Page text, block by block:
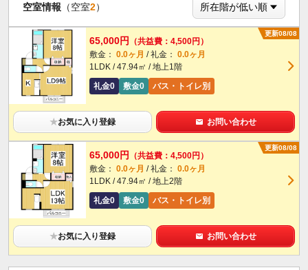
空室情報 （空室2）
更新08/08
65,000円
（共益費：4,500円）
敷金： 0.0ヶ月 / 礼金： 0.0ヶ月
1LDK / 47.94㎡ / 地上1階
礼金0
敷金0 バス・トイレ別
★お気に入り登録 お問い合わせ
更新08/08
65,000円
（共益費：4,500円）
敷金： 0.0ヶ月 / 礼金： 0.0ヶ月
1LDK / 47.94㎡ / 地上2階
礼金0
敷金0 バス・トイレ別
★お気に入り登録 お問い合わせ